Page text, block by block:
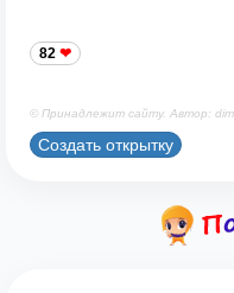
82
© Принадлежит сайту. Автор:
Создать открытку